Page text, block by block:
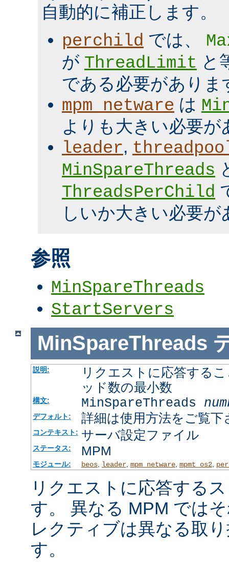
自動的に補正します。
perchild では、
が ThreadLimit と
である必要がありま
mpm_netware は
よりも大きい必要が
leader,
MinSpareThreads
ThreadsPerChild
しいか大きい必要が
参照
MinSpareThreads
StartServers
MinSpareThreads
説明:
リクエストに応答する
ッド数の最小数
構文: MinSpareThreads
デフォルト: 詳細は使用方法をご覧下
コンテキスト: サーバ設定ファイル
ステータス: MPM
モジュール: beos, leader, mpm_netware, mpmt_os2,
リクエストに応答する
す。 異なる MPM では
レクティブは異なる取
す。